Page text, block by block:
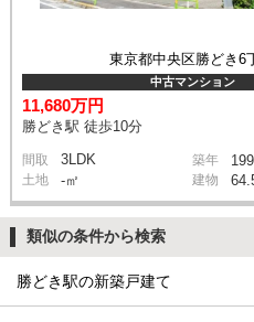
東京都中央区勝どき6
中古マンション
11,680万円
勝どき駅 徒歩10分
間取 3LDK 築年
土地 -㎡ 建物
類似の条件から検索
勝どき駅の新築戸建て